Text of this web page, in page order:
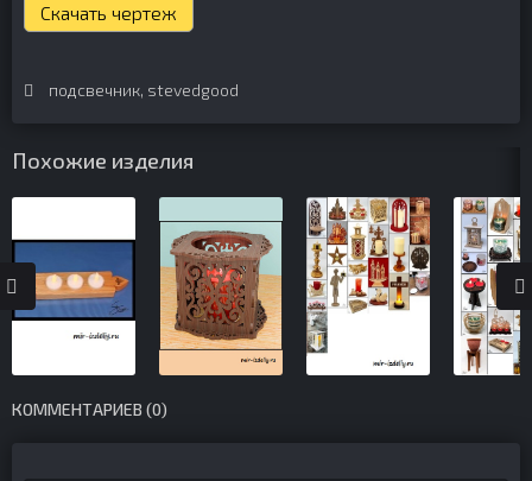
Скачать чертеж
подсвечник, stevedgood
Похожие изделия
КОММЕНТАРИЕВ (0)